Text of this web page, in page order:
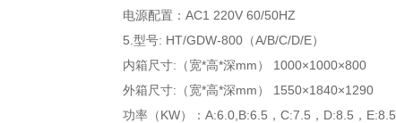
电源配置：AC1 220V 60/50HZ
5.型号: HT/GDW-800（A/B/C/D/E）
内箱尺寸:（宽*高*深mm） 1000×1000×800
外箱尺寸:（宽*高*深mm） 1550×1840×1290
功率（KW）：A:6.0,B:6.5，C:7.5，D:8.5，E:8.5